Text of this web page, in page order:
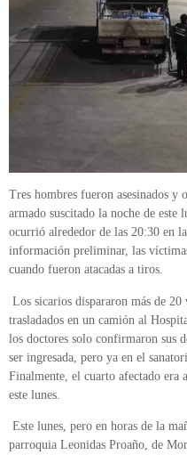
Tres hombres fueron asesinados y
armado suscitado la noche de
ocurrió alrededor de las 20:30 en
información preliminar, las
cuando fueron atacadas a tiros.
Los sicarios dispararon más de
trasladados en un camión al
los doctores solo confirmaron sus
ser ingresada, pero ya en el
Finalmente, el cuarto afectado era
este lunes.
Este lunes, pero en horas de la
parroquia Leonidas Proaño, de